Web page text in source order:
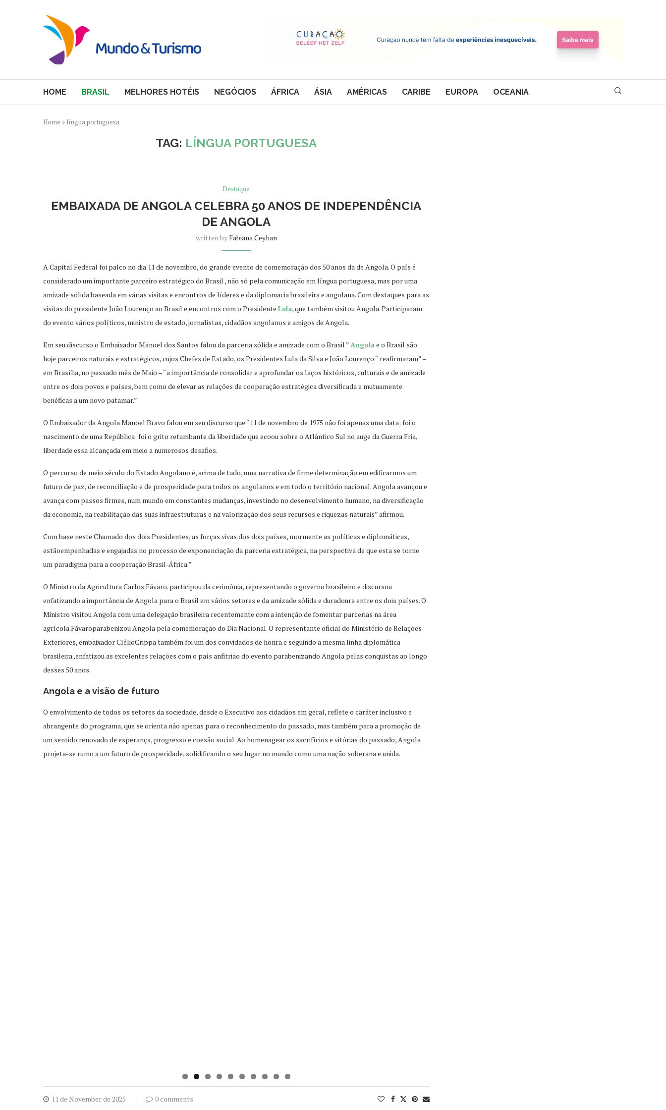
HOME BRASIL MELHORES HOTÉIS NEGÓCIOS ÁFRICA ÁSIA AMÉRICAS CARIBE EUROPA OCEANIA
Home » língua portuguesa
TAG: LÍNGUA PORTUGUESA
Destaque
EMBAIXADA DE ANGOLA CELEBRA 50 ANOS DE INDEPENDÊNCIA
DE ANGOLA
written byFabiana Ceyhan
A Capital Federal foi palco no dia 11 de novembro, do grande evento de comemoração dos 50 anos da de Angola. O país é
considerado um importante parceiro estratégico do Brasil , não só pela comunicação em língua portuguesa, mas por uma
amizade sólida baseada em várias visitas e encontros de líderes e da diplomacia brasileira e angolana. Com destaques para as
visitas do presidente João Lourenço ao Brasil e encontros com o Presidente Lula,que também visitou Angola. Participaram
do evento vários políticos, ministro de estado, jornalistas, cidadãos angolanos e amigos de Angola.
Em seu discurso o Embaixador Manoel dos Santos falou da parceria sólida e amizade com o Brasil ”Angolae o Brasil são
hoje parceiros naturais e estratégicos, cujos Chefes de Estado, os Presidentes Lula da Silva e João Lourenço “ reafirmaram” –
em Brasília, no passado mês de Maio – “a importância de consolidar e aprofundar os laços históricos, culturais e de amizade
entre os dois povos e países, bem como de elevar as relações de cooperação estratégica diversificada e mutuamente
benéficas a um novo patamar.”
O Embaixador da Angola Manoel Bravo falou em seu discurso que “11 de novembro de 1975 não foi apenas uma data; foi o
nascimento de uma República; foi o grito retumbante da liberdade que ecoou sobre o Atlântico Sul no auge da Guerra Fria,
liberdade essa alcançada em meio a numerosos desafios.
O percurso de meio século do Estado Angolano é, acima de tudo, uma narrativa de firme determinação em edificarmos um
futuro de paz, de reconciliação e de prosperidade para todos os angolanos e em todo o território nacional. Angola avançou e
avança com passos firmes, num mundo em constantes mudanças, investindo no desenvolvimento humano, na diversificação
da economia, na reabilitação das suas infraestruturas e na valorização dos seus recursos e riquezas naturais”afirmou.
Com base neste Chamado dos dois Presidentes, as forças vivas dos dois países, mormente as políticas e diplomáticas,
estãoempenhadas e engajadas no processo de exponenciação da parceriaestratégica, na perspectiva de que esta se torne
um paradigma para a cooperação Brasil-África.”
O Ministro da Agricultura Carlos Fávaro. participoudacerimônia, representando o governo brasileiro e discursou
enfatizando a importância de Angola para o Brasil em vários setores e da amizade sólida e duradouraentre os dois países. O
Ministro visitou Angola com umadelegação brasileira recentemente com a intenção de fomentar parcerias na área
agrícola.Fávaroparabenizou Angola pela comemoração do DiaNacional.O representante oficial do Ministério de Relações
Exteriores, embaixadorClélioCrippatambém foium dos convidados de honrae seguindo a mesma linha diplomática
brasileira ,enfatizou as excelentes relações com o país anfitrião do evento parabenizando Angola pelas conquistas ao longo
desses 50anos.
Angola e a visão de futuro
O envolvimento de todos os setores da sociedade, desde o Executivo aos cidadãos em geral, reflete o caráter inclusivo e
abrangente do programa, que se orienta não apenas para o reconhecimento do passado, mas também para a promoção de
um sentido renovado de esperança, progresso e coesão social. Ao homenagear os sacrifícios e vitórias do passado, Angola
projeta-se rumo a um futuro de prosperidade, solidificando o seu lugar no mundo como uma nação soberana e unida.
11 de November de 2025 0 comments